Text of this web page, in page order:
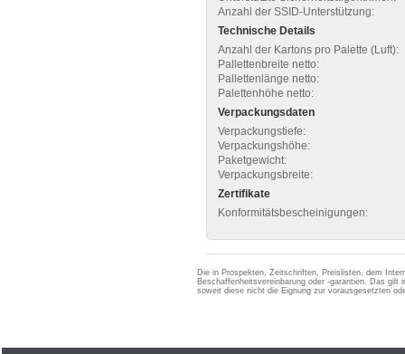
Anzahl der SSID-Unterstützung:
Technische Details
Anzahl der Kartons pro Palette (Luft):
Pallettenbreite netto:
Pallettenlänge netto:
Palettenhöhe netto:
Verpackungsdaten
Verpackungstiefe:
Verpackungshöhe:
Paketgewicht:
Verpackungsbreite:
Zertifikate
Konformitätsbescheinigungen:
Die in Prospekten, Zeitschriften, Preislisten, dem
Beschaffenheitsvereinbarung oder -garantien. Das
soweit diese nicht die Eignung zur vorausgesetzten